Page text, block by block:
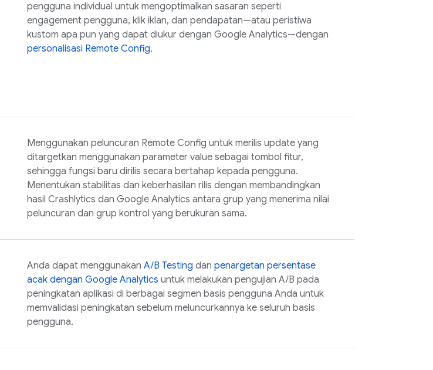
pengguna individual untuk mengoptimalkan sasaran seperti
engagement pengguna, klik iklan, dan pendapatan—atau peristiwa
kustom apa pun yang dapat diukur dengan Google Analytics—dengan
personalisasi Remote Config.
Menggunakan peluncuran Remote Config untuk merilis update yang
ditargetkan menggunakan parameter value sebagai tombol fitur,
sehingga fungsi baru dirilis secara bertahap kepada pengguna.
Menentukan stabilitas dan keberhasilan rilis dengan membandingkan
hasil Crashlytics dan Google Analytics antara grup yang menerima nilai
peluncuran dan grup kontrol yang berukuran sama.
Anda dapat menggunakan A/B Testing dan penargetan persentase
acak dengan Google Analytics untuk melakukan pengujian A/B pada
peningkatan aplikasi di berbagai segmen basis pengguna Anda untuk
memvalidasi peningkatan sebelum meluncurkannya ke seluruh basis
pengguna.